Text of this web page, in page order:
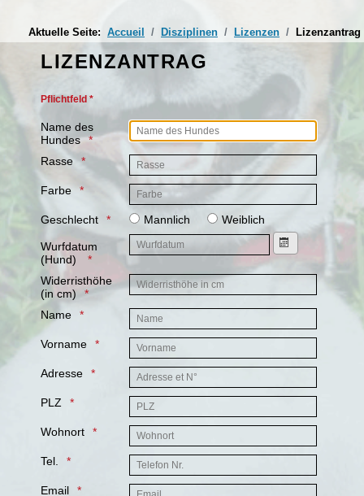
Aktuelle Seite: Accueil Disziplinen Lizenzen Lizenzantrag
LIZENZANTRAG
Pflichtfeld *
Name des
Hundes
Rasse
Farbe
Geschlecht Mannlich Weiblich
Wurfdatum
(Hund)
Kalender öffnen
Widerristhöhe
(in cm)
Name
Vorname
Adresse
PLZ
Wohnort
Tel.
Email